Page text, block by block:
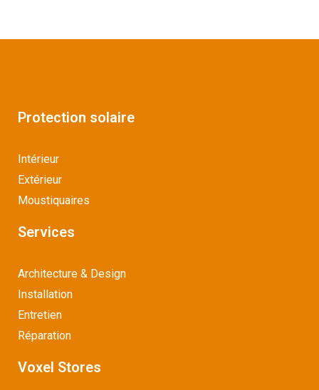
Protection solaire
Intérieur
Extérieur
Moustiquaires
Services
Architecture & Design
Installation
Entretien
Réparation
Voxel Stores